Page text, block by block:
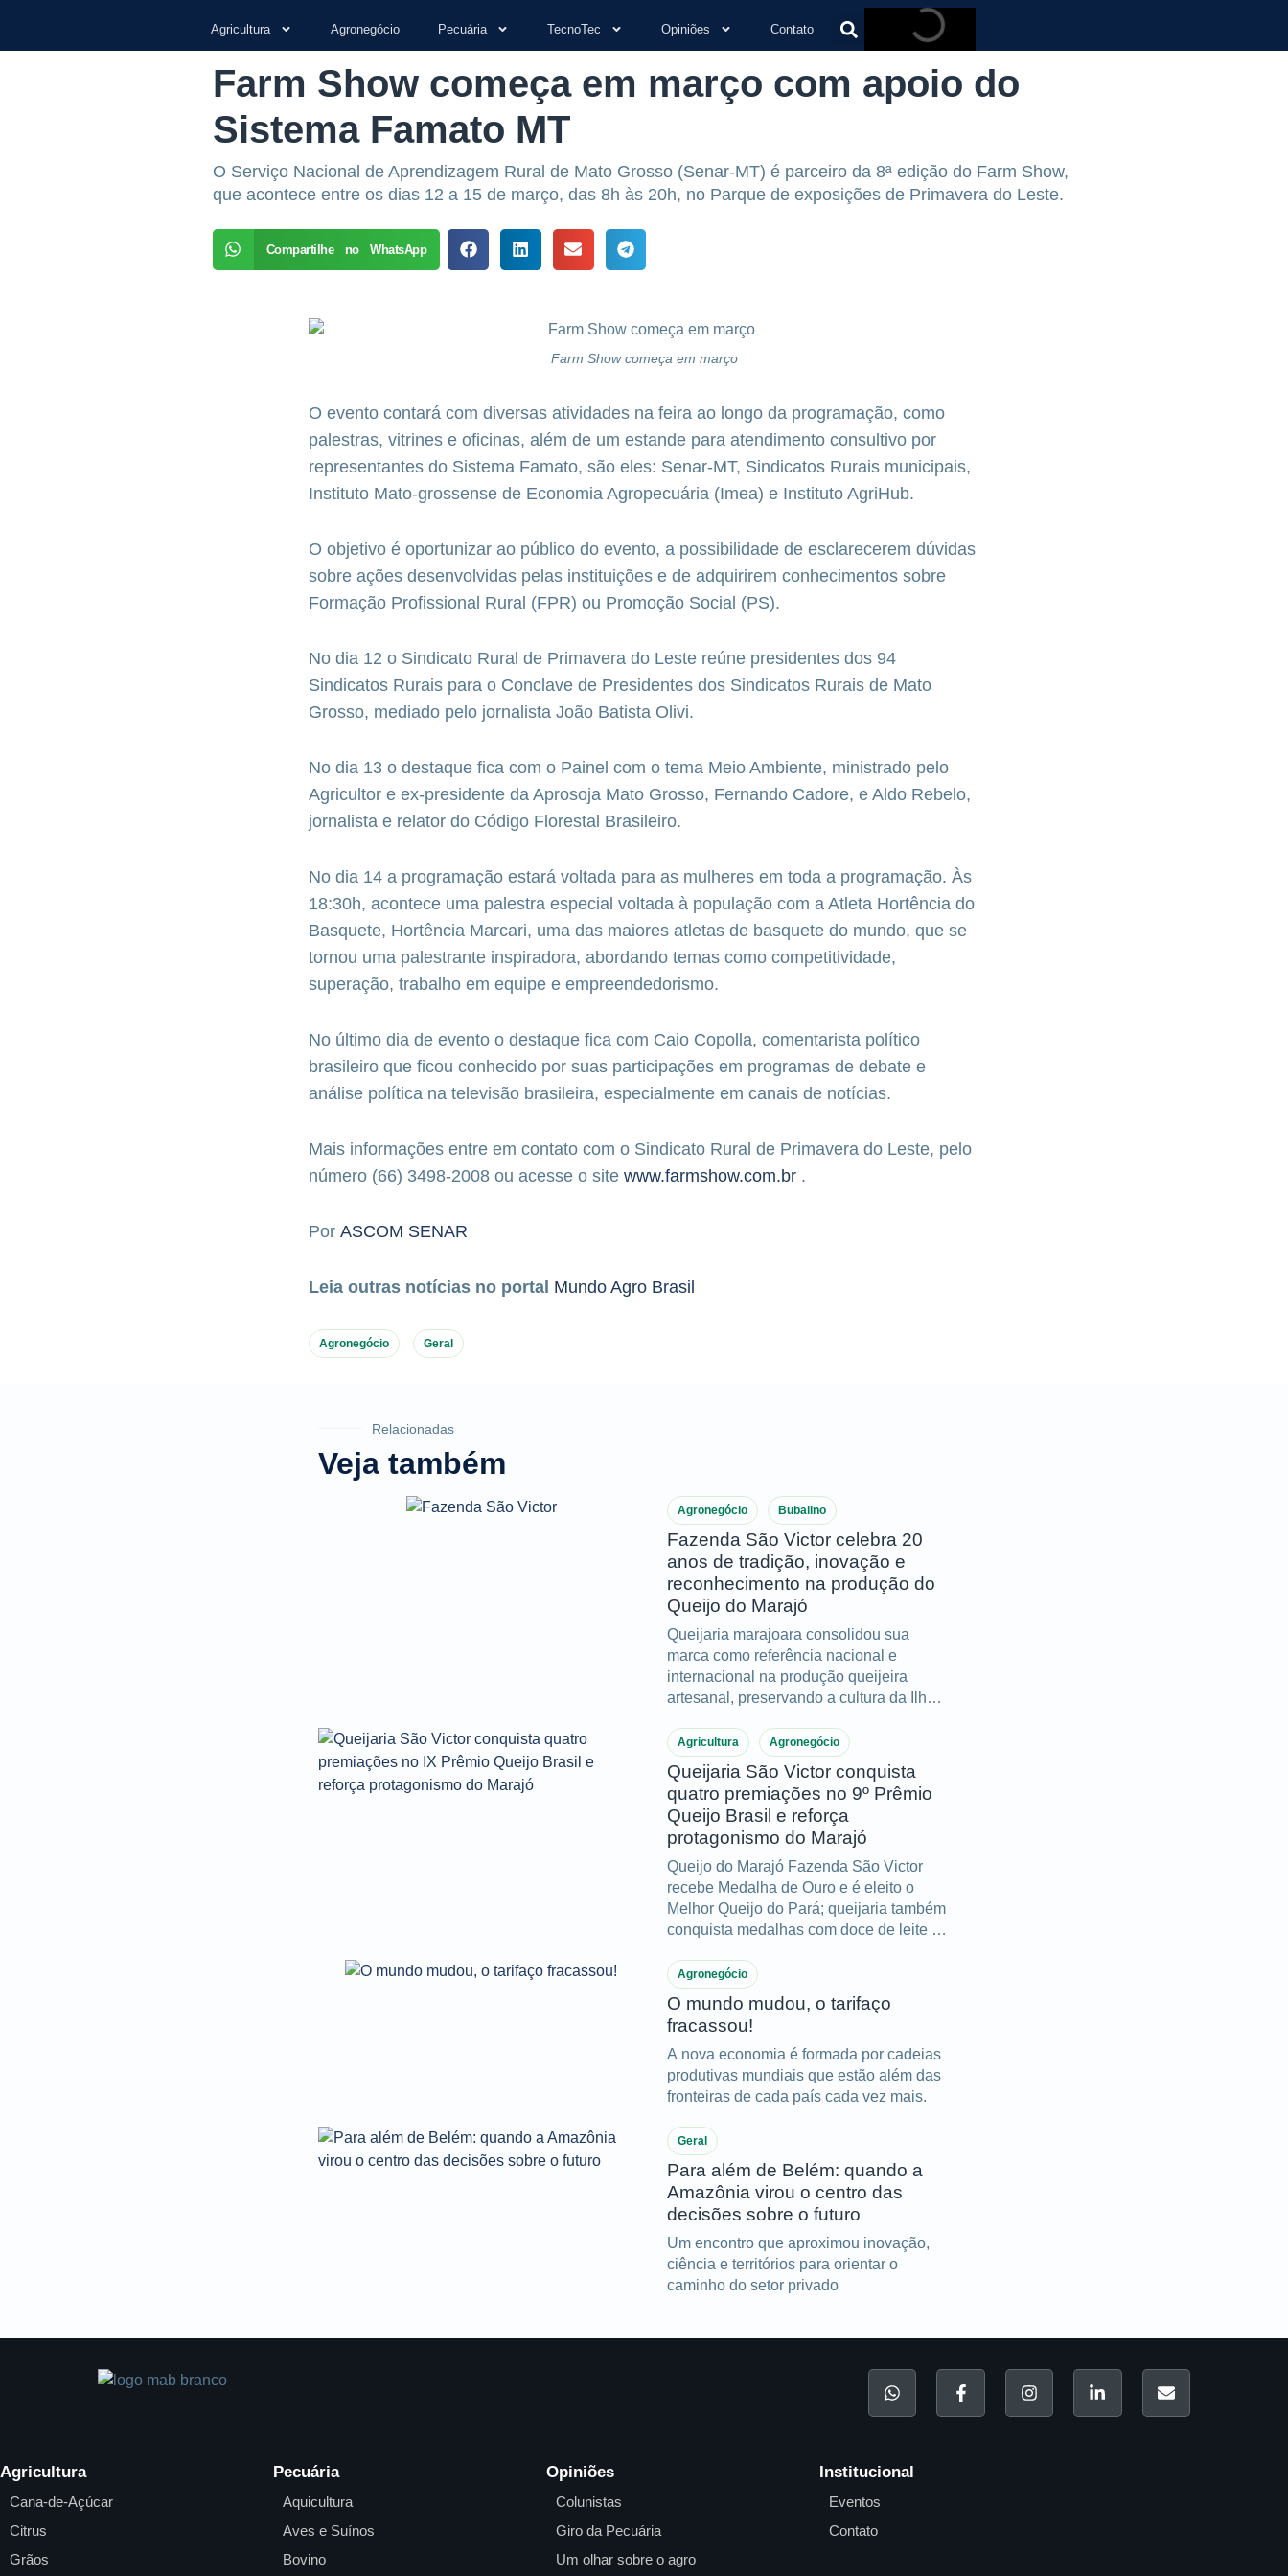
Agricultura Agronegócio Pecuária TecnoTec Opiniões Contato
Farm Show começa em março com apoio do
Sistema Famato MT
O Serviço Nacional de Aprendizagem Rural de Mato Grosso (Senar-MT) é parceiro da 8ª edição do Farm Show,
que acontece entre os dias 12 a 15 de março, das 8h às 20h, no Parque de exposições de Primavera do Leste.
Compartilhe no WhatsApp
Farm Show começa em março
O evento contará com diversas atividades na feira ao longo da programação, como
palestras, vitrines e oficinas, além de um estande para atendimento consultivo por
representantes do Sistema Famato, são eles: Senar-MT, Sindicatos Rurais municipais,
Instituto Mato-grossense de Economia Agropecuária (Imea) e Instituto AgriHub.
O objetivo é oportunizar ao público do evento, a possibilidade de esclarecerem dúvidas
sobre ações desenvolvidas pelas instituições e de adquirirem conhecimentos sobre
Formação Profissional Rural (FPR) ou Promoção Social (PS).
No dia 12 o Sindicato Rural de Primavera do Leste reúne presidentes dos 94
Sindicatos Rurais para o Conclave de Presidentes dos Sindicatos Rurais de Mato
Grosso, mediado pelo jornalista João Batista Olivi.
No dia 13 o destaque fica com o Painel com o tema Meio Ambiente, ministrado pelo
Agricultor e ex-presidente da Aprosoja Mato Grosso, Fernando Cadore, e Aldo Rebelo,
jornalista e relator do Código Florestal Brasileiro.
No dia 14 a programação estará voltada para as mulheres em toda a programação. Às
18:30h, acontece uma palestra especial voltada à população com a Atleta Hortência do
Basquete, Hortência Marcari, uma das maiores atletas de basquete do mundo, que se
tornou uma palestrante inspiradora, abordando temas como competitividade,
superação, trabalho em equipe e empreendedorismo.
No último dia de evento o destaque fica com Caio Copolla, comentarista político
brasileiro que ficou conhecido por suas participações em programas de debate e
análise política na televisão brasileira, especialmente em canais de notícias.
Mais informações entre em contato com o Sindicato Rural de Primavera do Leste, pelo
número (66) 3498-2008 ou acesse o site www.farmshow.com.br .
Por ASCOM SENAR
Leia outras notícias no portal Mundo Agro Brasil
Agronegócio Geral
Relacionadas
Veja também
Agronegócio Bubalino
Fazenda São Victor celebra 20
anos de tradição, inovação e
reconhecimento na produção do
Queijo do Marajó
Queijaria marajoara consolidou sua
marca como referência nacional e
internacional na produção queijeira
artesanal, preservando a cultura da Ilha
conquistas ao longo de duas décadas
Agricultura Agronegócio
Queijaria São Victor conquista
quatro premiações no 9º Prêmio
Queijo Brasil e reforça
protagonismo do Marajó
Queijo do Marajó Fazenda São Victor
recebe Medalha de Ouro e é eleito o
Melhor Queijo do Pará; queijaria também
conquista medalhas com doce de leite e
Agronegócio
O mundo mudou, o tarifaço
fracassou!
A nova economia é formada por cadeias
produtivas mundiais que estão além das
fronteiras de cada país cada vez mais.
Geral
Para além de Belém: quando a
Amazônia virou o centro das
decisões sobre o futuro
Um encontro que aproximou inovação,
ciência e territórios para orientar o
caminho do setor privado
Agricultura
Cana-de-Açúcar
Citrus
Grãos
Pecuária
Aquicultura
Aves e Suínos
Bovino
Opiniões
Colunistas
Giro da Pecuária
Um olhar sobre o agro
Institucional
Eventos
Contato